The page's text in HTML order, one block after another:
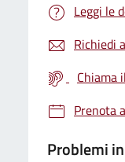
Leggi le
Richiedi
Chiama
Prenota
Problemi